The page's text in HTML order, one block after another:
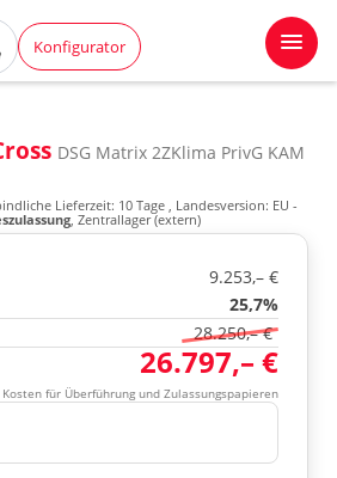
Konfigurator
DSG Matrix 2ZKlima PrivG KAM
Lieferzeit: 10 Tage , Landesversion: EU -
, Zentrallager (extern)
9.253,– €
25,7%
28.250,– €
26.797,– €
für Überführung und Zulassungspapieren